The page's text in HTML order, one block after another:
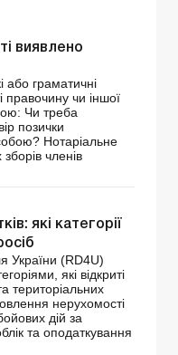
виявлено
або граматичні
правочину чи іншої
Чи треба
позички
Нотаріальне
членів
які категорії
України (RD4U)
які відкриті
територіальних
нерухомості
дій за
та оподаткування